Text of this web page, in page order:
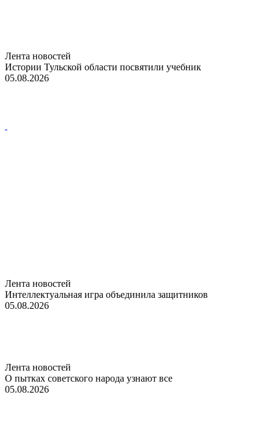
Лента новостей
Истории Тульской области посвятили учебник
05.08.2026
Лента новостей
Интеллектуальная игра объединила защитников
05.08.2026
Лента новостей
О пытках советского народа узнают все
05.08.2026